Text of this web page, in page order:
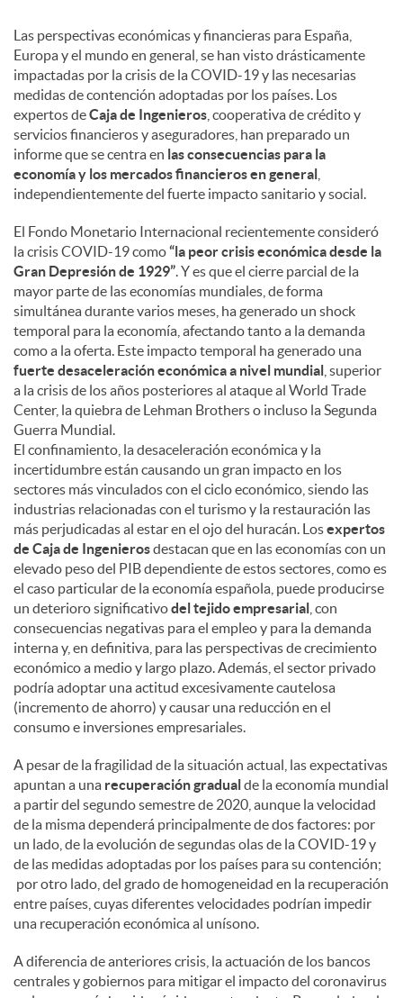
Las perspectivas económicas y financieras para España,
Europa y el mundo en general, se han visto drásticamente
impactadas por la crisis de la COVID-19 y las necesarias
medidas de contención adoptadas por los países. Los
expertos deCaja de Ingenieros , cooperativa de crédito y
servicios financieros y aseguradores, han preparado un
informe que se centra en las consecuencias para la
economía y los mercados financieros en general
independientemente del fuerte impacto sanitario y social.
El Fondo Monetario Internacional recientemente consideró
la crisis COVID-19 como“la peor crisis económica desde la
Gran Depresión de 1929”. Y es que el cierre parcial de la
mayor parte de las economías mundiales, de forma
simultánea durante varios meses, ha generado un shock
temporal para la economía, afectando tanto a la demanda
como a la oferta. Este impacto temporal ha generado una
fuerte desaceleración económica a nivel mundial , superior
a la crisis de los años posteriores al ataque al World Trade
Center, la quiebra de Lehman Brothers o incluso la Segunda
Guerra Mundial.
El confinamiento, la desaceleración económica y la
incertidumbre están causando un gran impacto en los
sectores más vinculados con el ciclo económico, siendo las
industrias relacionadas con el turismo y la restauración las
más perjudicadas al estar en el ojo del huracán. Losexpertos
de Caja de Ingenierosdestacan que en las economías con un
elevado peso del PIB dependiente de estos sectores, como es
el caso particular de la economía española, puede producirse
un deterioro significativodel tejido empresarial , con
consecuencias negativas para el empleo y para la demanda
interna y, en definitiva, para las perspectivas de crecimiento
económico a medio y largo plazo. Además, el sector privado
podría adoptar una actitud excesivamente cautelosa
(incremento de ahorro) y causar una reducción en el
consumo e inversiones empresariales.
A pesar de la fragilidad de la situación actual, las expectativas
apuntan a una recuperación gradualde la economía mundial
a partir del segundo semestre de 2020, aunque la velocidad
de la misma dependerá principalmente de dos factores: por
un lado, de la evolución de segundas olas de la COVID-19 y
de las medidas adoptadas por los países para su contención;
por otro lado, del grado de homogeneidad en la recuperación
entre países, cuyas diferentes velocidades podrían impedir
una recuperación económica al unísono.
A diferencia de anteriores crisis, la actuación de los bancos
centrales y gobiernos para mitigar el impacto del coronavirus